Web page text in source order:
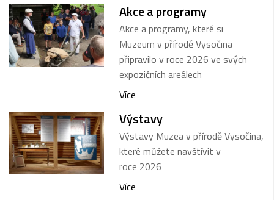
Akce a programy
Akce a programy, které si
Muzeum v přírodě Vysočina
připravilo v roce 2026 ve svých
expozičních areálech
Více
Výstavy
Výstavy Muzea v přírodě Vysočina,
které můžete navštívit v
roce 2026
Více